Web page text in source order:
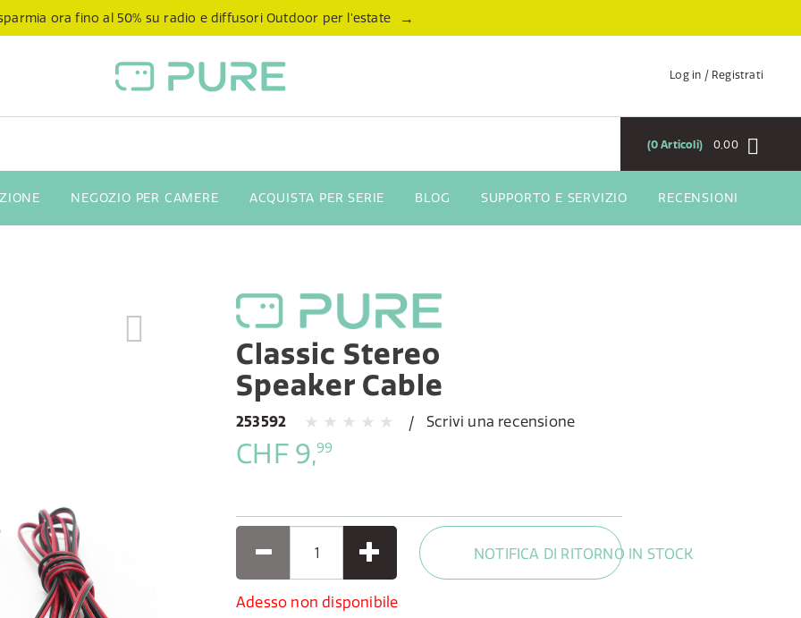
ora fino al 50% su radio e diffusori Outdoor per l’estate →
Log in / Registrati
0,00
0Articoli
NEGOZIO PER CAMERE ACQUISTA PER SERIE BLOG SUPPORTO E SERVIZIO RECENSIONI
Classic Stereo
Speaker Cable
253592 Scrivi una recensione
CHF 9,99
Adesso non disponibile
NOTIFICA DI RITORNO IN STOCK